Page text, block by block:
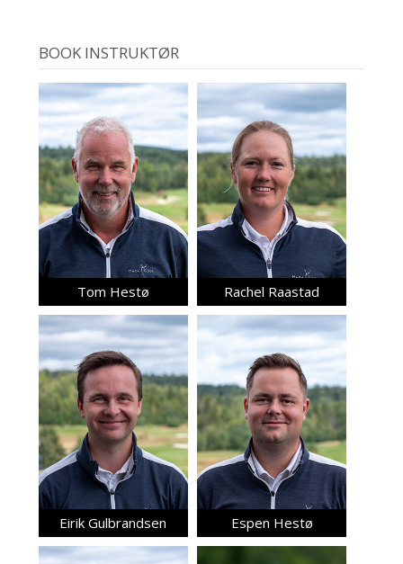
BOOK INSTRUKTØR
Tom Hestø Rachel Raastad
Eirik Gulbrandsen Espen Hestø